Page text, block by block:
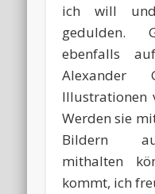
ich will
gedulden.
ebenfalls
Illustrationen
Werden sie
Bildern
mithalten
kommt, ich